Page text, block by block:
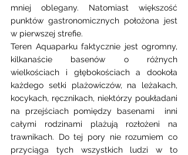
mniej oblegany. Natomiast większość
punktów gastronomicznych położona jest
w pierwszej strefie.
Teren Aquaparku faktycznie jest ogromny,
kilkanaście basenów o różnych
wielkościach i głębokościach a dookoła
każdego setki plażowiczów, na leżakach,
kocykach, ręcznikach, niektórzy poukładani
na przejściach pomiędzy basenami  inni
całymi rodzinami plażują rozłożeni na
trawnikach. Do tej pory nie rozumiem co
przyciąga tych wszystkich ludzi w to